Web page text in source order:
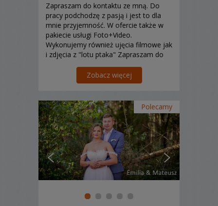
Zapraszam do kontaktu ze mną. Do
pracy podchodzę z pasją i jest to dla
mnie przyjemność. W ofercie także w
pakiecie usługi Foto+Video.
Wykonujemy również ujęcia filmowe jak
i zdjęcia z "lotu ptaka" Zapraszam do
Zobacz więcej
Polecamy